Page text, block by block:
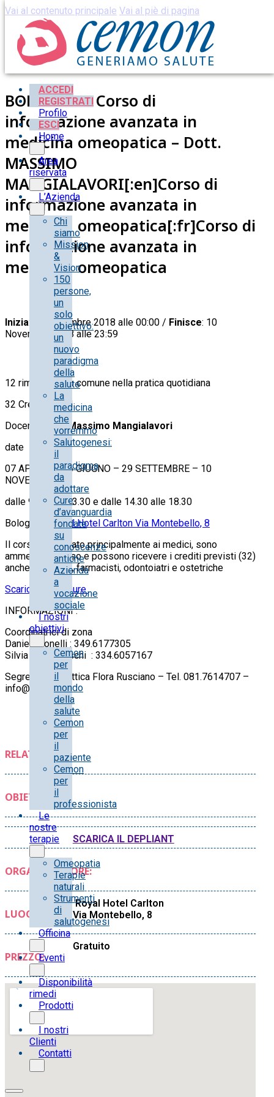
Vai al contenuto principale Vai al piè di pagina
ACCEDI
REGISTRATI
Profilo
ESCI
Home
Area
riservata
L’Azienda
Chi
siamo
Mission
&
Vision
150
persone,
un
solo
obiettivo:
un
nuovo
paradigma
della
salute
La
medicina
che
vorremmo
Salutogenesi:
il
paradigma
da
adottare
Cure
d’avanguardia
fondate
su
conoscenze
antiche
Azienda
a
vocazione
sociale
I nostri
obiettivi
Cemon
per
il
mondo
della
salute
Cemon
per
il
paziente
Cemon
per
il
professionista
Le
nostre
terapie
Omeopatia
Terapie
naturali
Strumenti
di
salutogenesi
Officina
Eventi
Disponibilità
rimedi
Prodotti
I nostri
Clienti
Contatti
BOLOGNA – Corso di
informazione avanzata in
medicina omeopatica – Dott.
MASSIMO
MANGIALAVORI[:en]Corso di
informazione avanzata in
medicina omeopatica[:fr]Corso di
informazione avanzata in
medicina omeopatica
Inizia: 10 Novembre 2018 alle 00:00 / Finisce: 10
Novembre 2018 alle 23:59
12 rimedi di uso comune nella pratica quotidiana
32 Crediti E.C.M
Docente: Dott.Massimo Mangialavori
date
07 APRILE – 16 GIUGNO – 29 SETTEMBRE – 10
NOVEMBRE
dalle 9.30 alle 13.30 e dalle 14.30 alle 18.30
Bologna –
Royal Hotel Carlton Via Montebello, 8
Il corso è dedicato principalmente ai medici, sono
ammessi al corso e possono ricevere i crediti previsti (32)
anche veterinari, farmacisti, odontoiatri e ostetriche
Scarica la Brochure
INFORMAZIONI :
Coordinatrici di zona
Daniela Tonelli : 349.6177305
Silvia Bergamaschi : 334.6057167
Segreteria Didattica Flora Rusciano – Tel. 081.7614707 –
info@luimo.org
RELATORE/I:
OBIETTIVI:
SCARICA IL DEPLIANT
ORGANIZZATORE:
LUOGO:
Royal Hotel Carlton
Via Montebello, 8
PREZZO:
Gratuito